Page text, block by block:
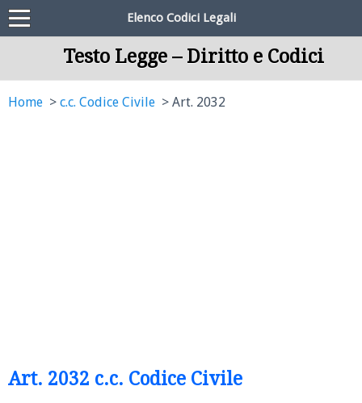
Elenco Codici Legali
Testo Legge – Diritto e Codici
Home c.c. Codice Civile Art. 2032
Art. 2032 c.c. Codice Civile